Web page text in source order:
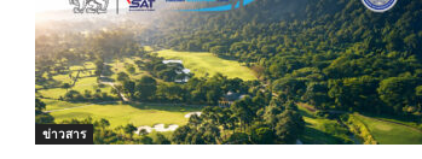
ข่าวสาร